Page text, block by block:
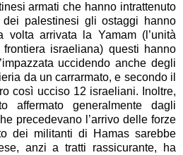
armati che hanno intrattenuto
palestinesi gli ostaggi hanno
volta arrivata la Yamam (l’unità
israeliana) questi hanno
uccidendo anche degli
da un carrarmato, e secondo il
così ucciso 12 israeliani. Inoltre,
affermato generalmente dagli
precedevano l’arrivo delle forze
dei militanti di Hamas sarebbe
anzi a tratti rassicurante, ha